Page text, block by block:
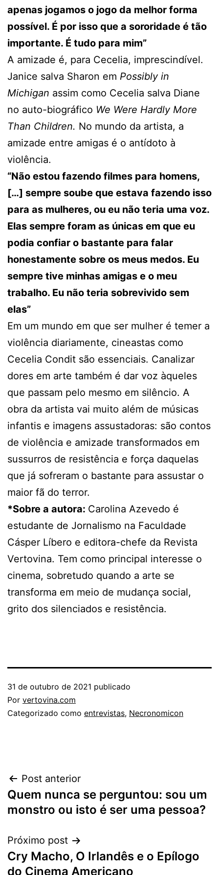
apenas jogamos o jogo da melhor forma
possível. É por isso que a sororidade é tão
importante. É tudo para mim”
A amizade é, para Cecelia, imprescindível.
Janice salva Sharon em Possibly in
Michigan assim como Cecelia salva Diane
no auto-biográfico We Were Hardly More
Than Children. No mundo da artista, a
amizade entre amigas é o antídoto à
violência.
“Não estou fazendo filmes para homens,
[…] sempre soube que estava fazendo isso
para as mulheres, ou eu não teria uma voz.
Elas sempre foram as únicas em que eu
podia confiar o bastante para falar
honestamente sobre os meus medos. Eu
sempre tive minhas amigas e o meu
trabalho. Eu não teria sobrevivido sem
elas”
Em um mundo em que ser mulher é temer a
violência diariamente, cineastas como
Cecelia Condit são essenciais. Canalizar
dores em arte também é dar voz àqueles
que passam pelo mesmo em silêncio. A
obra da artista vai muito além de músicas
infantis e imagens assustadoras: são contos
de violência e amizade transformados em
sussurros de resistência e força daquelas
que já sofreram o bastante para assustar o
maior fã do terror.
*Sobre a autora: Carolina Azevedo é
estudante de Jornalismo na Faculdade
Cásper Líbero e editora-chefe da Revista
Vertovina. Tem como principal interesse o
cinema, sobretudo quando a arte se
transforma em meio de mudança social,
grito dos silenciados e resistência.
31 de outubro de 2021 publicado
Por vertovina.com
Categorizado como entrevistas, Necronomicon
Navegação
de
Post anterior
Quem nunca se perguntou: sou um
monstro ou isto é ser uma pessoa?
Próximo post
Cry Macho, O Irlandês e o Epílogo
do Cinema Americano